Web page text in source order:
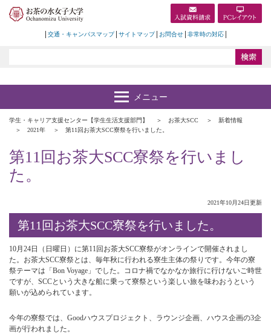
交通・キャンパスマップ サイトマップ お問合せ 非常時の対応
学生・キャリア支援センター【学生生活支援部門】 お茶大SCC
新着情報
2021年
第11回お茶大SCC寮祭を行いました。
第11回お茶大SCC寮祭を行いまし
た。
2021年10月24日更新
第11回お茶大SCC寮祭を行いました。
10月24日（日曜日）に第11回お茶大SCC寮祭がオンラインで開催されまし
た。お茶大SCC寮祭とは、毎年秋に行われる寮生主体の祭りです。今年の寮
祭テーマは「Bon Voyage」でした。コロナ禍でなかなか旅行に行けないご時世
ですが、SCCという大きな船に乗って寮祭という楽しい旅を味わおうという
願いが込められています。
今年の寮祭では、Goodハウスプロジェクト、ラウンジ企画、ハウス企画の3企
画が行われました。